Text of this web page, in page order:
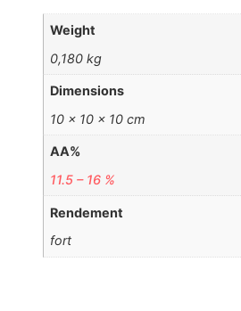
Weight
0,180 kg
Dimensions
10 × 10 × 10 cm
AA%
11.5 – 16 %
Rendement
fort